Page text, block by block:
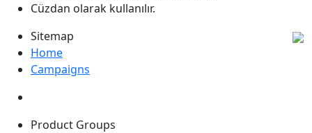
Cüzdan olarak kullanılır.
Sitemap
Home
Campaigns
Product Groups